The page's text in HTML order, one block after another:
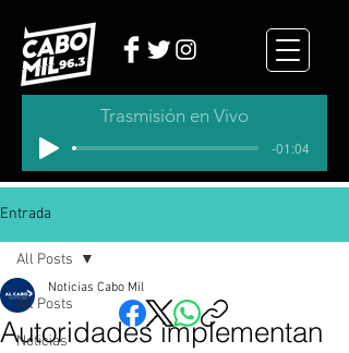
Trasmisión en Vivo
-01:04
Entrada
All Posts
Noticias
All Posts
Autoridades implementan
Noticias Cabo Mil